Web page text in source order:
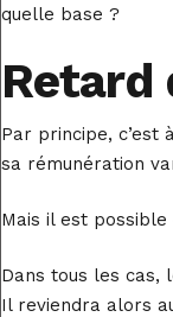
quelle base ?
Retard
Par principe, c’est
sa rémunération
Mais il est
Dans tous les cas,
Il reviendra alors